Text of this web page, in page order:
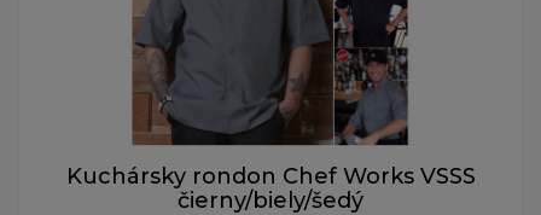
Kuchársky rondon Chef Works VSSS
čierny/biely/šedý